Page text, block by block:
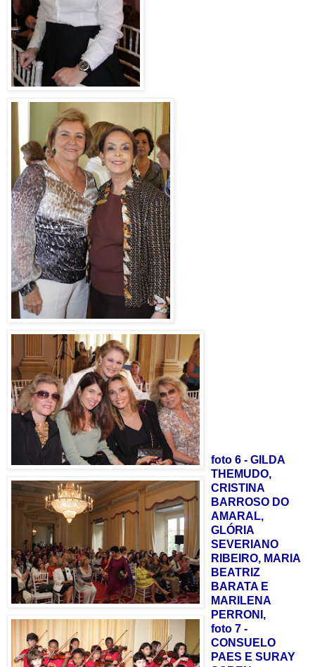
foto 6 - GILDA
THEMUDO,
CRISTINA
BARROSO DO
AMARAL,
GLÓRIA
SEVERIANO
RIBEIRO, MARIA
BEATRIZ
BARATA E
MARILENA
PERRONI,
foto 7 -
CONSUELO
PAES E SURAY